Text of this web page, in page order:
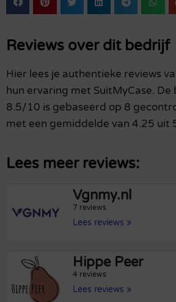
Reviews over dit bedrijf
Hier lees je authentieke reviews
hun ervaring met SuitMyCase. De
8.5/10 is gebaseerd op 8
met een gemiddelde van 4.25 uit
Lees meer reviews:
Vgnmy.nl
7 reviews
Lees reviews »
Hippe Peer
4 reviews
Lees reviews »